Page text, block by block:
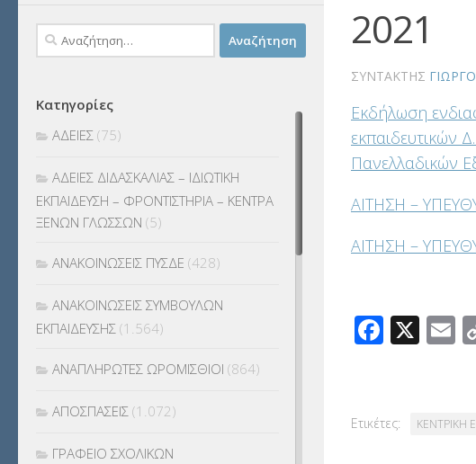
2021
ΣΥΝΤΆΚΤΗΣ
Εκδήλωση
εκπαιδευτικών
Πανελλαδικών
ΑΙΤΗΣΗ –
ΑΙΤΗΣΗ –
X
Ετικέτες: ΚΕΝΤΡΙΚΗ
Αναζήτηση
για:
Κατηγορίες
ΑΔΕΙΕΣ (75)
ΑΔΕΙΕΣ ΔΙΔΑΣΚΑΛΙΑΣ – ΙΔΙΩΤΙΚΗ
ΕΚΠΑΙΔΕΥΣΗ – ΦΡΟΝΤΙΣΤΗΡΙΑ – ΚΕΝΤΡΑ
ΞΕΝΩΝ ΓΛΩΣΣΩΝ (5)
ΑΝΑΚΟΙΝΩΣΕΙΣ ΠΥΣΔΕ (428)
ΑΝΑΚΟΙΝΩΣΕΙΣ ΣΥΜΒΟΥΛΩΝ
ΕΚΠΑΙΔΕΥΣΗΣ (1.564)
ΑΝΑΠΛΗΡΩΤΕΣ ΩΡΟΜΙΣΘΙΟΙ (864)
ΑΠΟΣΠΑΣΕΙΣ (1.072)
ΓΡΑΦΕΙΟ ΣΧΟΛΙΚΩΝ